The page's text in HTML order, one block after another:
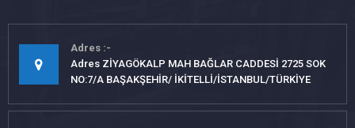
Adres
Adres ZİYAGÖKALP MAH BAĞLAR CADDESİ 2725 SOK
NO:7/A BAŞAKŞEHİR/ İKİTELLİ/İSTANBUL/TÜRKİYE